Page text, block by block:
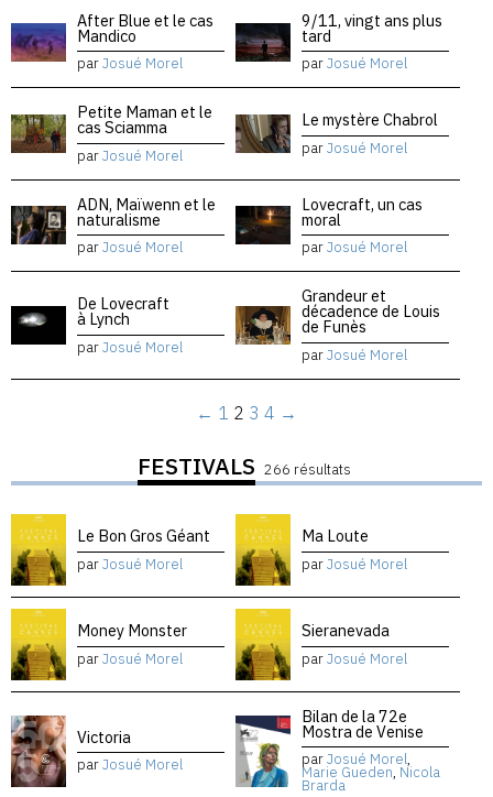
After Blue et le cas
Mandico
parJosué Morel
9/11, vingt ans plus
tard
parJosué Morel
Petite Maman et le
cas Sciamma
parJosué Morel
Le mystère Chabrol
parJosué Morel
ADN, Maïwenn et le
naturalisme
parJosué Morel
Lovecraft, un cas
moral
parJosué Morel
De Lovecraft
à Lynch
parJosué Morel
Grandeur et
décadence de Louis
de Funès
parJosué Morel
← 1 2 3 4 →
FESTIVALS 266 résultats
Le Bon Gros Géant
parJosué Morel
Ma Loute
parJosué Morel
Money Monster
parJosué Morel
Sieranevada
parJosué Morel
Victoria
parJosué Morel
Bilan de la 72e
Mostra de Venise
parJosué Morel,
Marie Gueden, Nicola
Brarda